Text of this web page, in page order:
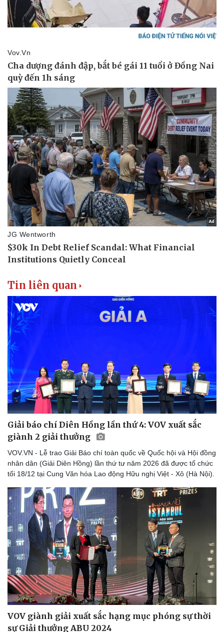
Thông tin doanh nghiệp
Doanh nghiệp 24h
Doanh nhân
Vì cộng đồng
Sành điệu
Tin Công nghệ
Chuyển đổi số
Tin liên quan
Giải báo chí Diên Hồng lần thứ 4: VOV xuất sắc
giành 2 giải thưởng
VOV.VN - Lễ trao Giải Báo chí toàn quốc về Quốc hội và Hội đồng
nhân dân (Giải Diên Hồng) lần thứ tư năm 2026 đã được tổ chức
tối 18/12 tại Cung Văn hóa Lao động Hữu nghị Việt - Xô (Hà Nội).
VOV giành giải xuất sắc hạng mục phóng sự thời
sự Giải thưởng ABU 2024